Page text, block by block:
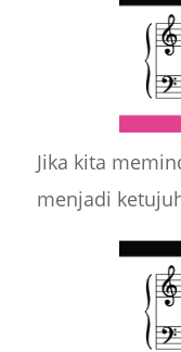
Jika kita
menjadi